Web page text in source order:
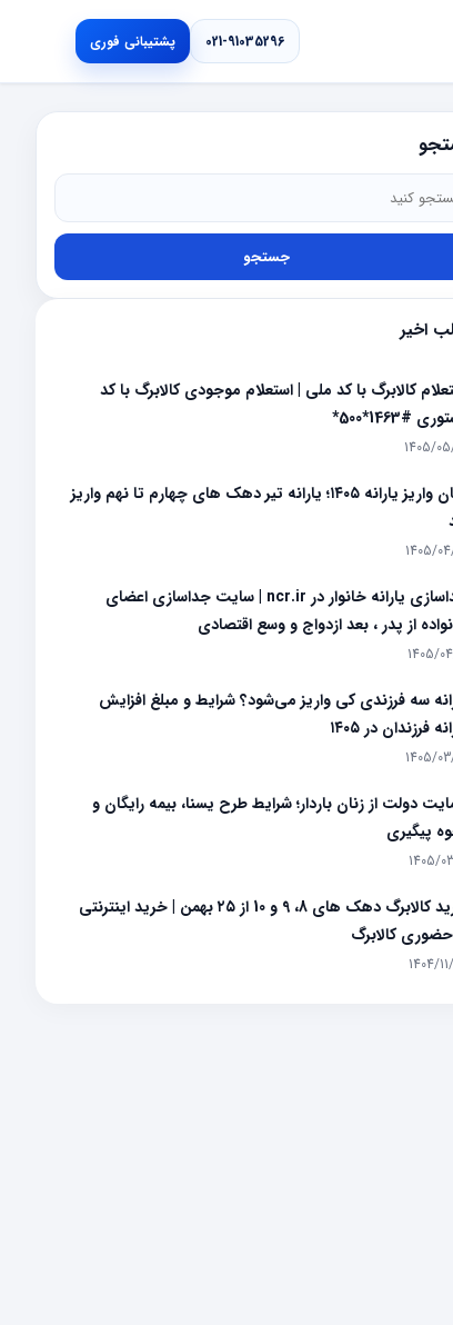
021-91035296 پشتیبانی فوری
جستجو
اخیر
کالابرگ با کد ملی | استعلام موجودی کالابرگ با کد
#1463*500*
1405/
زمان واریز یارانه ۱۴۰۵؛ یارانه تیر دهک های چهارم تا نهم واریز
1405/
جداسازی یارانه خانوار در ncr.ir | سایت جداسازی اعضای
از پدر ، بعد ازدواج و وسع اقتصادی
1405/
سه فرزندی کی واریز می‌شود؟ شرایط و مبلغ افزایش
فرزندان در ۱۴۰۵
1405/
دولت از زنان باردار؛ شرایط طرح یسنا، بیمه رایگان و
پیگیری
1405/
خرید کالابرگ دهک های 8، 9 و 10 از ۲۵ بهمن | خرید اینترنتی
حضوری کالابرگ
1404/